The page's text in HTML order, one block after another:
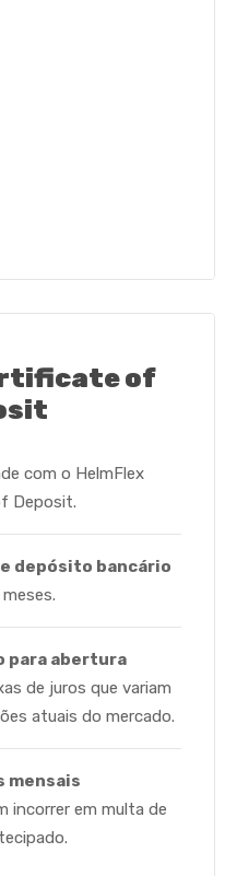
of
com o HelmFlex
Deposit.
depósito bancário
para abertura
de juros que variam
atuais do mercado.
mensais
incorrer em multa de